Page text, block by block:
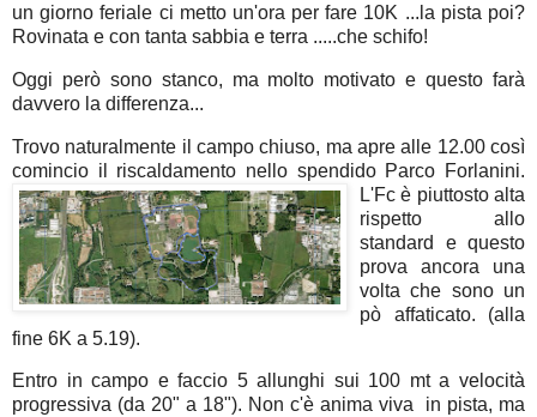
un giorno feriale ci metto un'ora per fare 10K ...la pista poi?
Rovinata e con tanta sabbia e terra .....che schifo!
Oggi però sono stanco, ma molto motivato e questo farà
davvero la differenza...
Trovo naturalmente il campo chiuso, ma apre alle 12.00 così
comincio il riscaldamento nello spendido Parco Forlanini.
L'Fc è piuttosto alta
rispetto allo
standard e questo
prova ancora una
volta che sono un
pò affaticato. (alla
fine 6K a 5.19).
Entro in campo e faccio 5 allunghi sui 100 mt a velocità
progressiva (da 20" a 18"). Non c'è anima viva in pista, ma